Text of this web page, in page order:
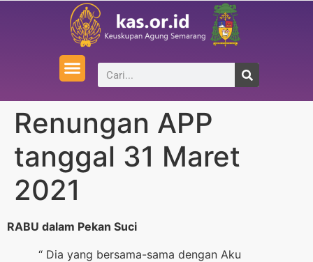
Renungan APP
tanggal 31 Maret
2021
RABU dalam Pekan Suci
“ Dia yang bersama-sama dengan Aku